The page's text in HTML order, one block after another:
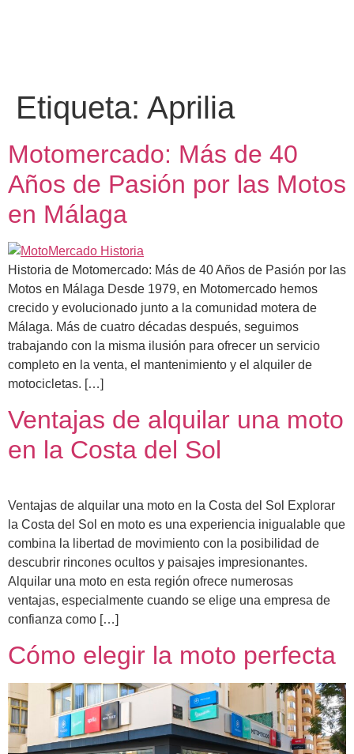
Etiqueta: Aprilia
Motomercado: Más de 40
Años de Pasión por las Motos
en Málaga
Historia de Motomercado: Más de 40 Años de Pasión por las
Motos en Málaga Desde 1979, en Motomercado hemos
crecido y evolucionado junto a la comunidad motera de
Málaga. Más de cuatro décadas después, seguimos
trabajando con la misma ilusión para ofrecer un servicio
completo en la venta, el mantenimiento y el alquiler de
motocicletas. […]
Ventajas de alquilar una moto
en la Costa del Sol
Ventajas de alquilar una moto en la Costa del Sol Explorar
la Costa del Sol en moto es una experiencia inigualable que
combina la libertad de movimiento con la posibilidad de
descubrir rincones ocultos y paisajes impresionantes.
Alquilar una moto en esta región ofrece numerosas
ventajas, especialmente cuando se elige una empresa de
confianza como […]
Cómo elegir la moto perfecta